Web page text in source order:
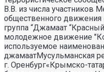
В.В. из числа участников
общественного движения
группа “Джамаат
молодежное движение
используемое
джамаатМусульманская
г. Оренбург«Крымско-